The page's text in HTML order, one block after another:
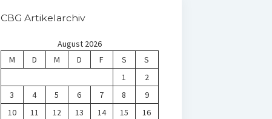
CBG Artikelarchiv
August 2026
M
D M D F S
S
1
2
3
4 5 6 7 8
9
10
11 12 13 14 15
16